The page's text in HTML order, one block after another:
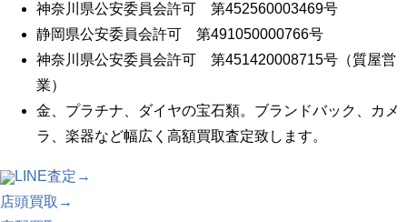
神奈川県公安委員会許可 第452560003469号
静岡県公安委員会許可 第491050000766号
神奈川県公安委員会許可 第451420008715号（質屋営
業）
金、プラチナ、ダイヤの宝石類。ブランドバック、カメ
ラ、楽器など幅広く高額買取査定致します。
LINE査定→
店頭買取→